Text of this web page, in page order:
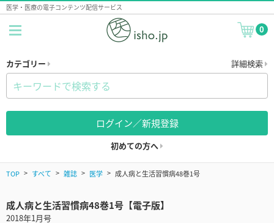
医学・医療の電子コンテンツ配信サービス
0
カテゴリー 詳細検索
ログイン／新規登録
初めての方へ
TOP すべて 雑誌 医学 成人病と生活習慣病48巻1号
成人病と生活習慣病48巻1号【電子版】
2018年1月号